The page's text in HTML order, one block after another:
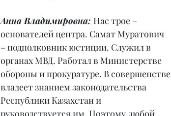
Анна Владимировна: Нас трое –
основателей центра. Самат Муратович
– подполковник юстиции. Служил в
органах МВД. Работал в Министерстве
обороны и прокуратуре. В совершенстве
владеет знанием законодательства
Республики Казахстан и
руководствуется им. Поэтому любой